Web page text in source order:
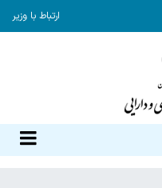
ارتباط با وزیر